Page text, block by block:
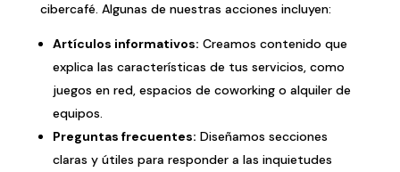
cibercafé. Algunas de nuestras acciones incluyen:
Artículos informativos: Creamos contenido que
explica las características de tus servicios, como
juegos en red, espacios de coworking o alquiler de
equipos.
Preguntas frecuentes: Diseñamos secciones
claras y útiles para responder a las inquietudes